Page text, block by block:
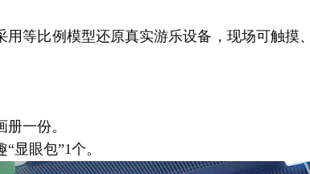
等比例模型还原真实游乐设备，现场可触摸
一份。
显眼包”1个。